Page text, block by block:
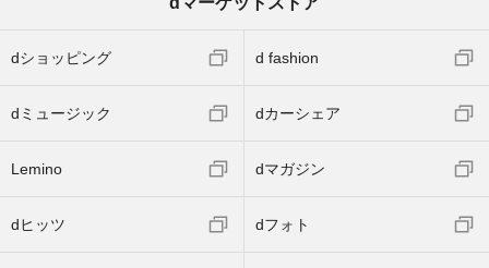
dショッピング d fashion
dミュージック dカーシェア
Lemino dマガジン
dヒッツ dフォト